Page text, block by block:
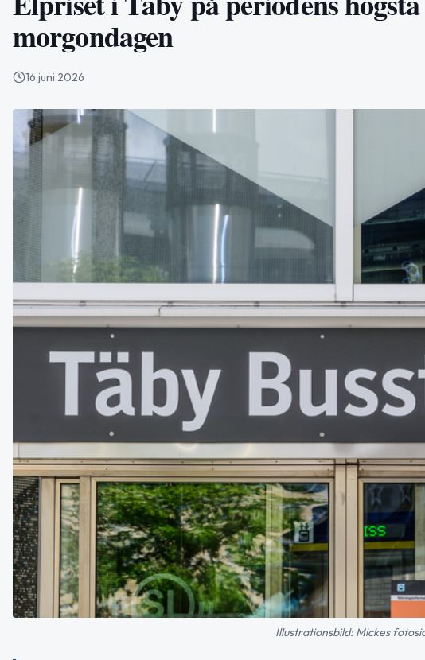
morgondagen
16 juni 2026
Illustrationsbild: Mickes